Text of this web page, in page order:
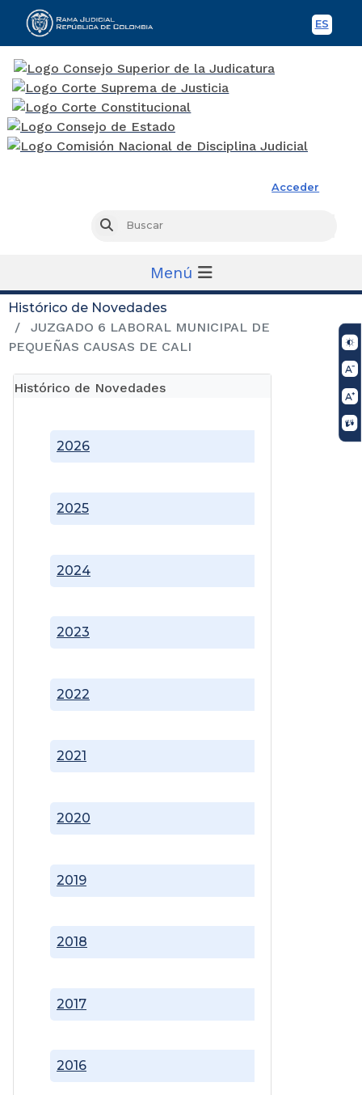
ES
Acceder
Buscar
Menú
Histórico de Novedades
JUZGADO 6 LABORAL MUNICIPAL DE
PEQUEÑAS CAUSAS DE CALI
Histórico de Novedades
2016
2017
2018
2019
2020
2021
2022
2023
2024
2025
2026